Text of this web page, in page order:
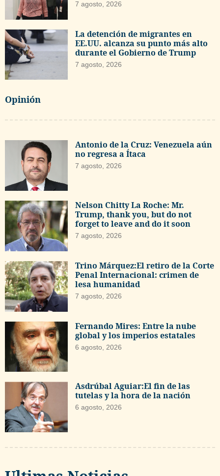
7 agosto, 2026
La detención de migrantes en
EE.UU. alcanza su punto más alto
durante el Gobierno de Trump
7 agosto, 2026
Opinión
Antonio de la Cruz: Venezuela aún
no regresa a Ítaca
7 agosto, 2026
Nelson Chitty La Roche: Mr.
Trump, thank you, but do not
forget to leave and do it soon
7 agosto, 2026
Trino Márquez:El retiro de la Corte
Penal Internacional: crimen de
lesa humanidad
7 agosto, 2026
Fernando Mires: Entre la nube
global y los imperios estatales
6 agosto, 2026
Asdrúbal Aguiar:El fin de las
tutelas y la hora de la nación
6 agosto, 2026